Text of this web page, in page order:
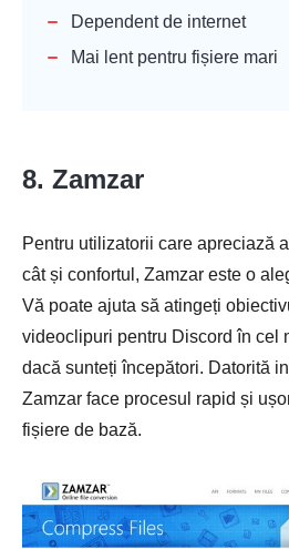
Dependent de internet
Mai lent pentru fișiere mari
8. Zamzar
Pentru utilizatorii care apreciază
cât și confortul, Zamzar este o
Vă poate ajuta să atingeți
videoclipuri pentru Discord în cel
dacă sunteți începători. Datorită
Zamzar face procesul rapid și
fișiere de bază.